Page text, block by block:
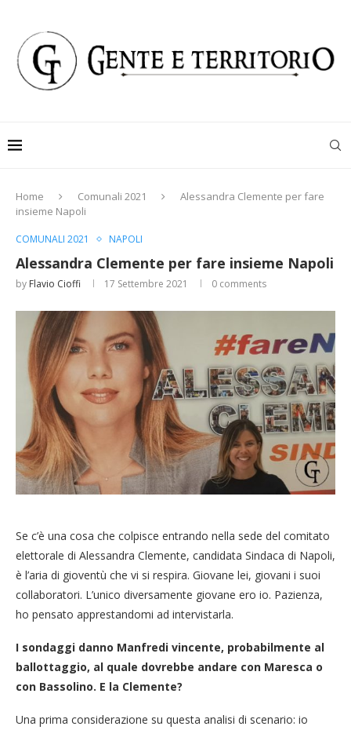
Home Comunali 2021
Alessandra Clemente per fare
insieme Napoli
COMUNALI 2021 NAPOLI
Alessandra Clemente per fare insieme Napoli
by Flavio Cioffi 17 Settembre 2021 0 comments
Se c’è una cosa che colpisce entrando nella sede del comitato
elettorale di Alessandra Clemente, candidata Sindaca di Napoli,
è l’aria di gioventù che vi si respira. Giovane lei, giovani i suoi
collaboratori. L’unico diversamente giovane ero io. Pazienza,
ho pensato apprestandomi ad intervistarla.
I sondaggi danno Manfredi vincente, probabilmente al
ballottaggio, al quale dovrebbe andare con Maresca o
con Bassolino. E la Clemente?
Una prima considerazione su questa analisi di scenario: io